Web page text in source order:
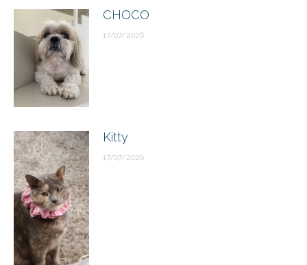
CHOCO
17/07/2026
Kitty
17/07/2026